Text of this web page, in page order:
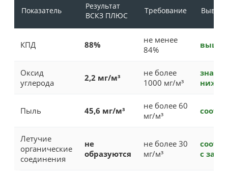
Показатель
Результат
ВСКЗ ПЛЮС
Требование Вывод
КПД 88%
не менее
84%
выше
Оксид
углерода
2,2 мг/м³
не более
1000 мг/м³
ниже
Пыль 45,6 мг/м³
не более 60
мг/м³
Летучие
органические
соединения
не
образуются
не более 30
мг/м³
с